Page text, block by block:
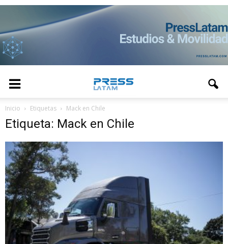
Inicio Etiquetas Mack en Chile
Etiqueta: Mack en Chile